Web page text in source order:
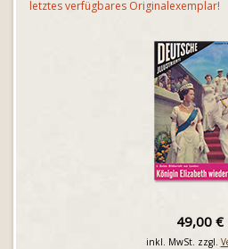
letztes verfügbares Originalexemplar!
49,00 €
inkl. MwSt. zzgl.